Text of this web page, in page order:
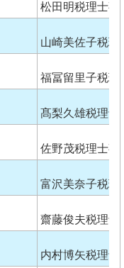
松田明税理士事
山崎美佐子税理
福冨留里子税理
髙梨久雄税理士
佐野茂税理士事
富沢美奈子税理
齋藤俊夫税理士
内村博矢税理士